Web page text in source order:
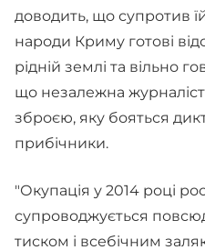
доводить, що супротив
народи Криму готові
рідній землі та вільно
що незалежна
зброєю, яку бояться
прибічники.
"Окупація у 2014 році
супроводжується
тиском і всебічним